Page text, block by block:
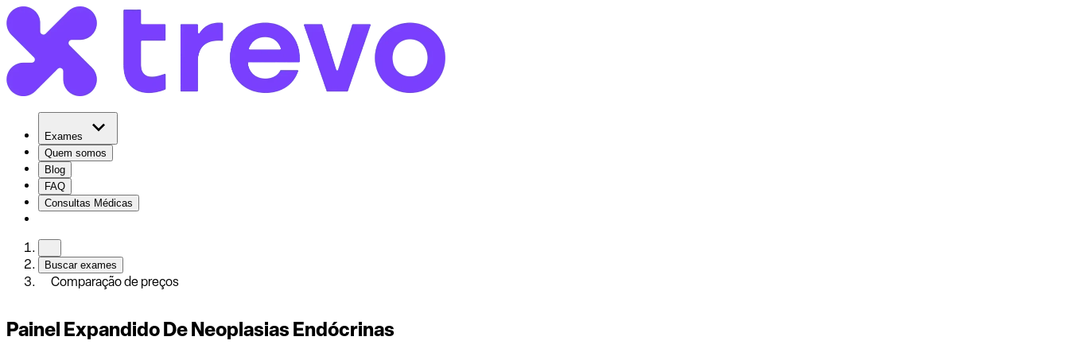
Exames
Quem somos
Blog
FAQ
Consultas Médicas
Buscar exames
Comparação de preços
Painel Expandido De Neoplasias Endócrinas